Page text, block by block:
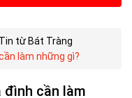
Tin từ Bát Tràng
làm những gì?
cần làm